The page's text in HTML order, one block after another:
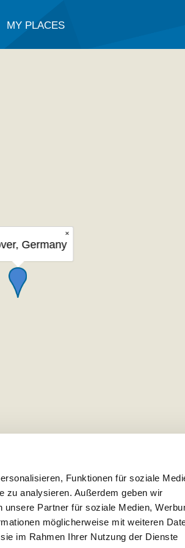
Funktionen für soziale
zu analysieren. Außerdem geben wir
Partner für soziale Medien,
möglicherweise mit weiteren
im Rahmen Ihrer Nutzung der Dienste
MY PLACES
×
Germany